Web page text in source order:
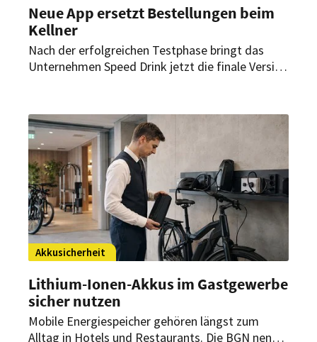
Neue App ersetzt Bestellungen beim
Kellner
Nach der erfolgreichen Testphase bringt das
Unternehmen Speed Drink jetzt die finale Version
installiert werden können.
Akkusicherheit
Lithium-Ionen-Akkus im Gastgewerbe
sicher nutzen
Mobile Energiespeicher gehören längst zum
Alltag in Hotels und Restaurants. Die BGN nennt